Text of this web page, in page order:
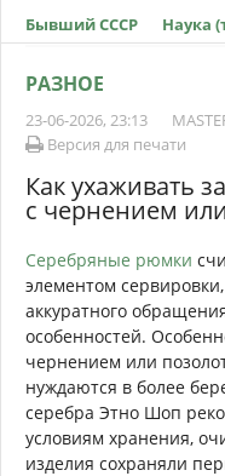
Бывший СССР
Наука
РАЗНОЕ
23-06-2026, 23:13
Версия для печати
Как ухаживать
с чернением
Серебряные рюмки
элементом
аккуратного
особенностей.
чернением или
нуждаются в более
серебра Этно Шоп
условиям хранения,
изделия сохраняли